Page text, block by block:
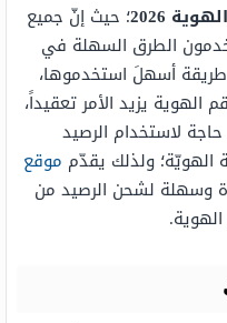
2026
؛ حيث إنّ جميع
الطرق السهلة في
أسهلَ استخدموها،
يزيد الأمر تعقيداً،
لاستخدام الرصيد
ولذلك يقدّم موقع
وسهلة لشحن الرصيد من